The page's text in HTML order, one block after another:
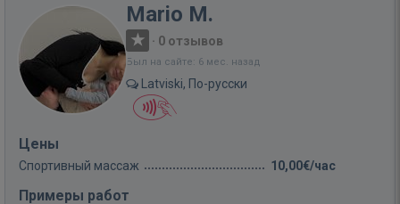
Mario M.
· 0 отзывов
Был на сайте: 6 мес. назад
Latviski, По-русски
Цены
Спортивный массаж 10,00€/час
Примеры работ